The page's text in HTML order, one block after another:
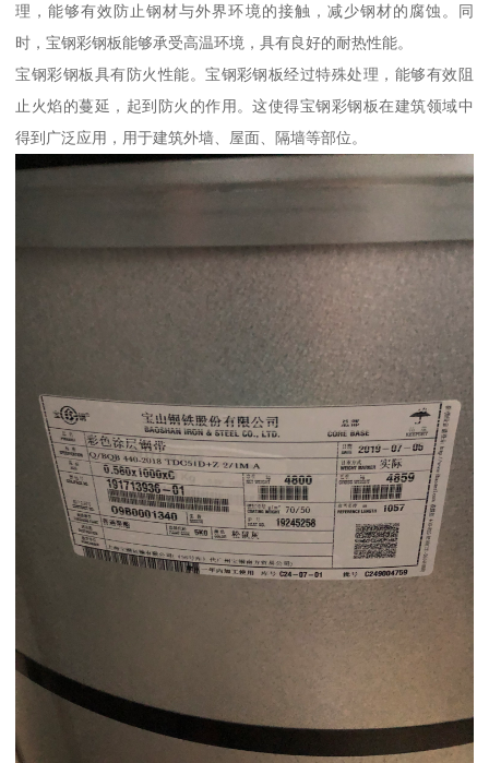
理，能够有效防止钢材与外界环境的接触，减少钢材的腐蚀。同
时，宝钢彩钢板能够承受高温环境，具有良好的耐热性能。
宝钢彩钢板具有防火性能。宝钢彩钢板经过特殊处理，能够有效阻
止火焰的蔓延，起到防火的作用。这使得宝钢彩钢板在建筑领域中
得到广泛应用，用于建筑外墙、屋面、隔墙等部位。